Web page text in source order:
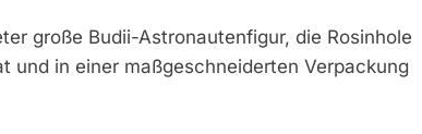
große Budii-Astronautenfigur, die Rosinhole
und in einer maßgeschneiderten Verpackung